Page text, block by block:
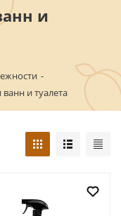
и
-
и туалета